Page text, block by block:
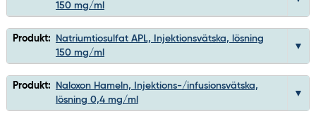
150 mg/ml
Produkt:
Natriumtiosulfat APL, Injektionsvätska, lösning
150 mg/ml
Produkt:
Naloxon Hameln, Injektions-/infusionsvätska,
lösning 0,4 mg/ml